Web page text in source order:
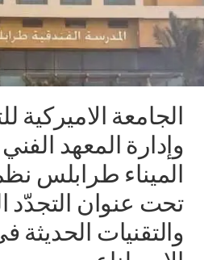
الجامعة الاميركية
وإدارة المعهد
الميناء طرابلس
تحت عنوان التجدّد
والتقنيات الحديثة